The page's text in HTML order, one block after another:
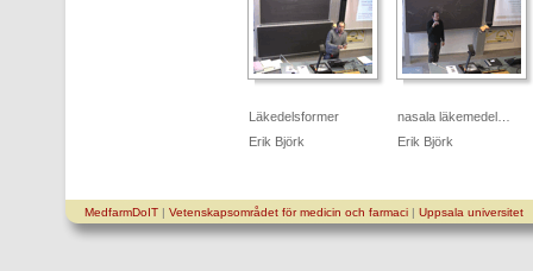
Läkedelsformer
Erik Björk
nasala läkemedel…
Erik Björk
MedfarmDoIT| Vetenskapsområdet för medicin och farmaci| Uppsala universitet